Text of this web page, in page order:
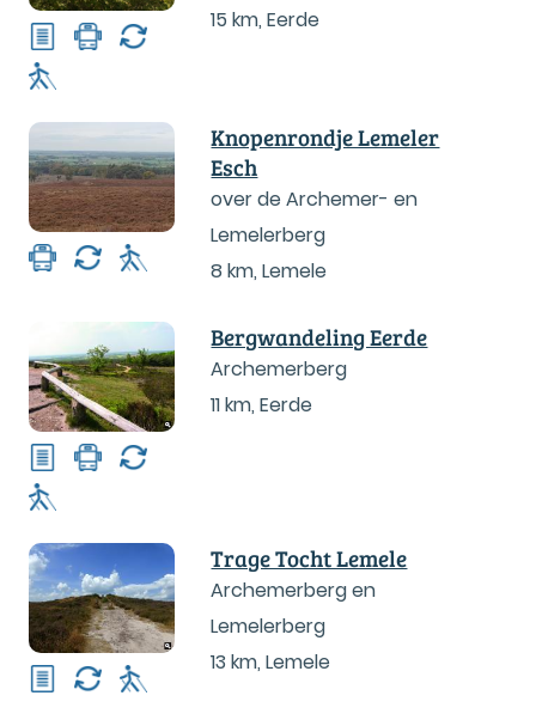
15 km,Eerde
Knopenrondje Lemeler
Esch
over de Archemer- en
Lemelerberg
8 km,Lemele
Bergwandeling Eerde
Archemerberg
11 km,Eerde
Trage Tocht Lemele
Archemerberg en
Lemelerberg
13 km,Lemele